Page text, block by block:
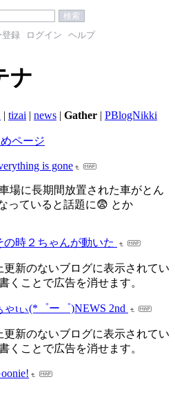
登録 ログイン ヘルプ
ナ
| tizai | news | Gather | PBlogNikki
ページ
is gone
場に長期間放置された車がとん
っていると話題に😨 とか
の時２ちゃんが動いた
更新のないブログに表示されてい
くことで広告を消せます。
ゃιぃ(*゜ー゜)NEWS 2nd
更新のないブログに表示されてい
くことで広告を消せます。